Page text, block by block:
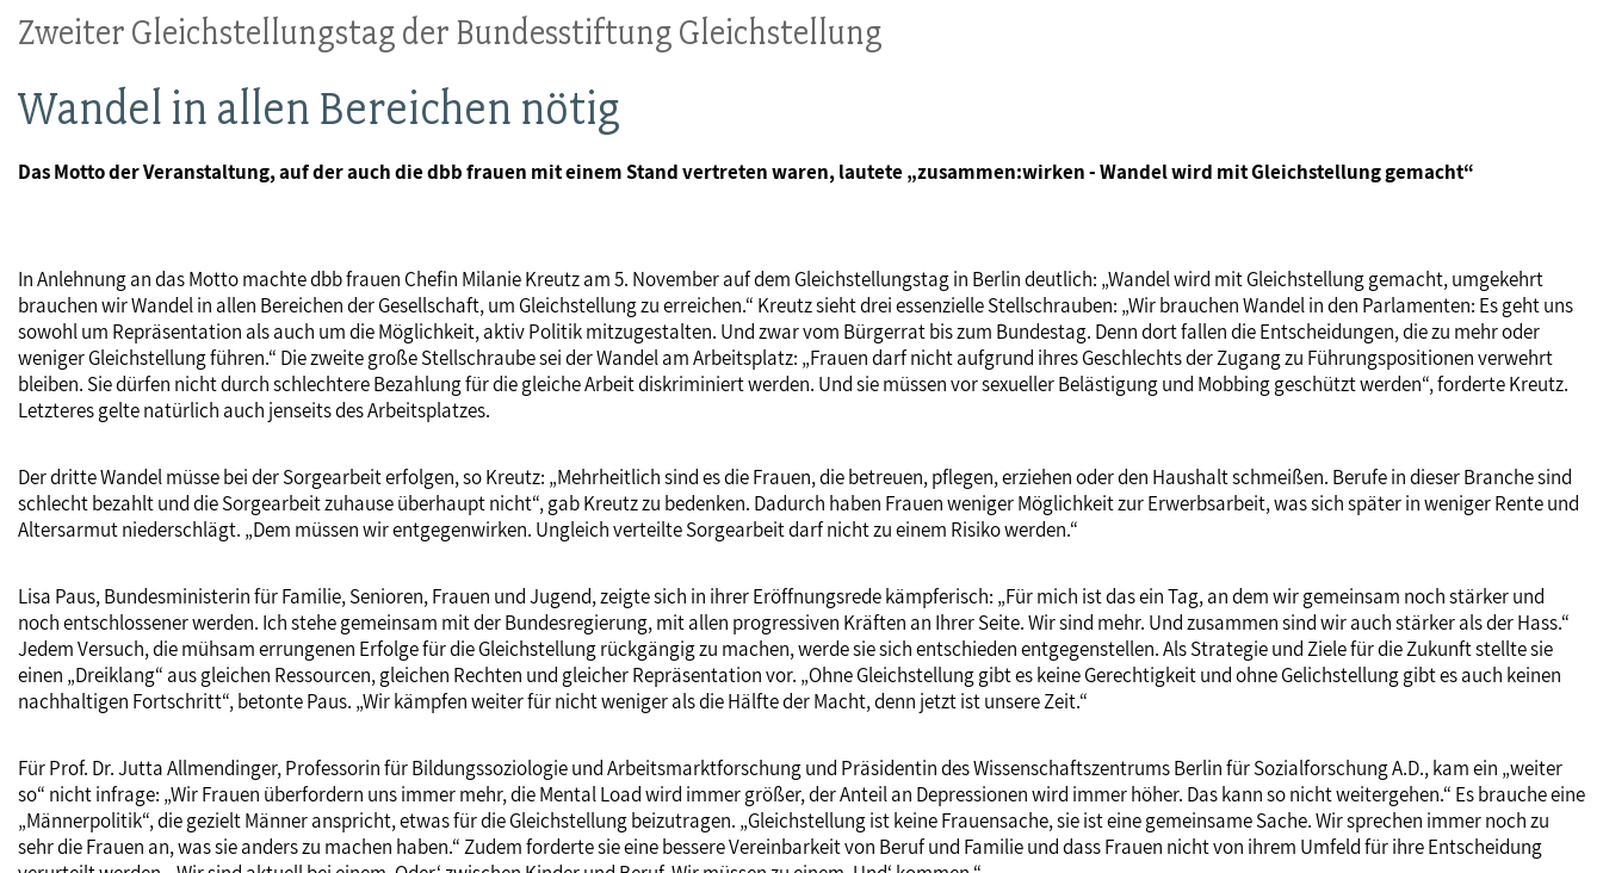
Zweiter Gleichstellungstag der Bundesstiftung Gleichstellung
Wandel in allen Bereichen nötig
Das Motto der Veranstaltung, auf der auch die dbb frauen mit einem Stand vertreten waren, lautete „zusammen:wirken - Wandel wird mit Gleichstellung gemacht“
In Anlehnung an das Motto machte dbb frauen Chefin Milanie Kreutz am 5. November auf dem Gleichstellungstag in Berlin deutlich: „Wandel wird mit Gleichstellung gemacht, umgekehrt
brauchen wir Wandel in allen Bereichen der Gesellschaft, um Gleichstellung zu erreichen.“ Kreutz sieht drei essenzielle Stellschrauben: „Wir brauchen Wandel in den Parlamenten: Es geht uns
sowohl um Repräsentation als auch um die Möglichkeit, aktiv Politik mitzugestalten. Und zwar vom Bürgerrat bis zum Bundestag. Denn dort fallen die Entscheidungen, die zu mehr oder
weniger Gleichstellung führen.“ Die zweite große Stellschraube sei der Wandel am Arbeitsplatz: „Frauen darf nicht aufgrund ihres Geschlechts der Zugang zu Führungspositionen verwehrt
bleiben. Sie dürfen nicht durch schlechtere Bezahlung für die gleiche Arbeit diskriminiert werden. Und sie müssen vor sexueller Belästigung und Mobbing geschützt werden“, forderte Kreutz.
Letzteres gelte natürlich auch jenseits des Arbeitsplatzes.
Der dritte Wandel müsse bei der Sorgearbeit erfolgen, so Kreutz: „Mehrheitlich sind es die Frauen, die betreuen, pflegen, erziehen oder den Haushalt schmeißen. Berufe in dieser Branche sind
schlecht bezahlt und die Sorgearbeit zuhause überhaupt nicht“, gab Kreutz zu bedenken. Dadurch haben Frauen weniger Möglichkeit zur Erwerbsarbeit, was sich später in weniger Rente und
Altersarmut niederschlägt. „Dem müssen wir entgegenwirken. Ungleich verteilte Sorgearbeit darf nicht zu einem Risiko werden.“
Lisa Paus, Bundesministerin für Familie, Senioren, Frauen und Jugend, zeigte sich in ihrer Eröffnungsrede kämpferisch: „Für mich ist das ein Tag, an dem wir gemeinsam noch stärker und
noch entschlossener werden. Ich stehe gemeinsam mit der Bundesregierung, mit allen progressiven Kräften an Ihrer Seite. Wir sind mehr. Und zusammen sind wir auch stärker als der Hass.“
Jedem Versuch, die mühsam errungenen Erfolge für die Gleichstellung rückgängig zu machen, werde sie sich entschieden entgegenstellen. Als Strategie und Ziele für die Zukunft stellte sie
einen „Dreiklang“ aus gleichen Ressourcen, gleichen Rechten und gleicher Repräsentation vor. „Ohne Gleichstellung gibt es keine Gerechtigkeit und ohne Gelichstellung gibt es auch keinen
nachhaltigen Fortschritt“, betonte Paus. „Wir kämpfen weiter für nicht weniger als die Hälfte der Macht, denn jetzt ist unsere Zeit.“
Für Prof. Dr. Jutta Allmendinger, Professorin für Bildungssoziologie und Arbeitsmarktforschung und Präsidentin des Wissenschaftszentrums Berlin für Sozialforschung A.D., kam ein „weiter
so“ nicht infrage: „Wir Frauen überfordern uns immer mehr, die Mental Load wird immer größer, der Anteil an Depressionen wird immer höher. Das kann so nicht weitergehen.“ Es brauche eine
„Männerpolitik“, die gezielt Männer anspricht, etwas für die Gleichstellung beizutragen. „Gleichstellung ist keine Frauensache, sie ist eine gemeinsame Sache. Wir sprechen immer noch zu
sehr die Frauen an, was sie anders zu machen haben.“ Zudem forderte sie eine bessere Vereinbarkeit von Beruf und Familie und dass Frauen nicht von ihrem Umfeld für ihre Entscheidung